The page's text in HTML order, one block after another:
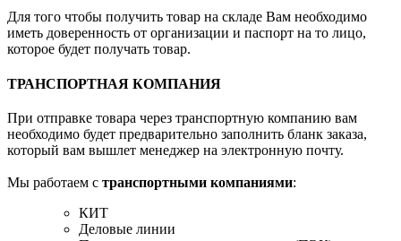
Для того чтобы получить товар на складе Вам необходимо
иметь доверенность от организации и паспорт на то лицо,
которое будет получать товар.
ТРАНСПОРТНАЯ КОМПАНИЯ
При отправке товара через транспортную компанию вам
необходимо будет предварительно заполнить бланк заказа,
который вам вышлет менеджер на электронную почту.
Мы работаем с транспортными компаниями:
КИТ
Деловые линии